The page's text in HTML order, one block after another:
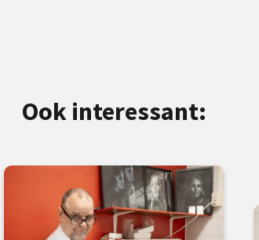
Ook interessant: